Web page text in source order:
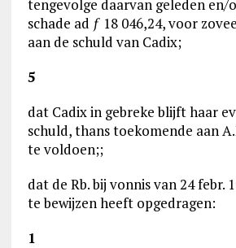
tengevolge daarvan geleden en/
schade ad ƒ 18 046,24, voor
aan de schuld van Cadix;
5
dat Cadix in gebreke blijft haar
schuld, thans toekomende aan
te voldoen;;
dat de Rb. bij vonnis van 24 febr.
te bewijzen heeft opgedragen:
1